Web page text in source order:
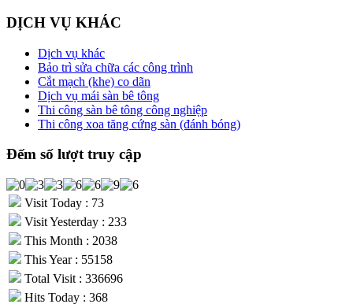
DỊCH VỤ KHÁC
Dịch vụ khác
Bảo trì sửa chữa các công trình
Cắt mạch (khe) co dãn
Dịch vụ mái sàn bê tông
Thi công sàn bê tông công nghiệp
Thi công xoa tăng cứng sàn (đánh bóng)
Đếm số lượt truy cập
Visit Today : 73
Visit Yesterday : 233
This Month : 2038
This Year : 55158
Total Visit : 336696
Hits Today : 368